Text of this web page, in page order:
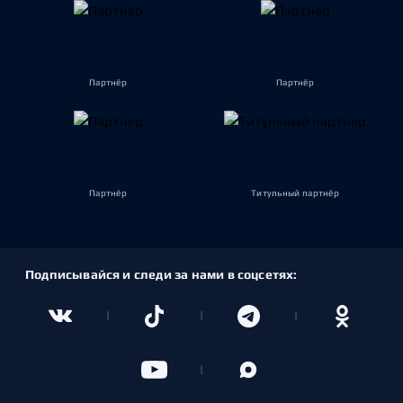
Партнёр Партнёр
Партнёр Титульный партнёр
Подписывайся и следи за нами в соцсетях: